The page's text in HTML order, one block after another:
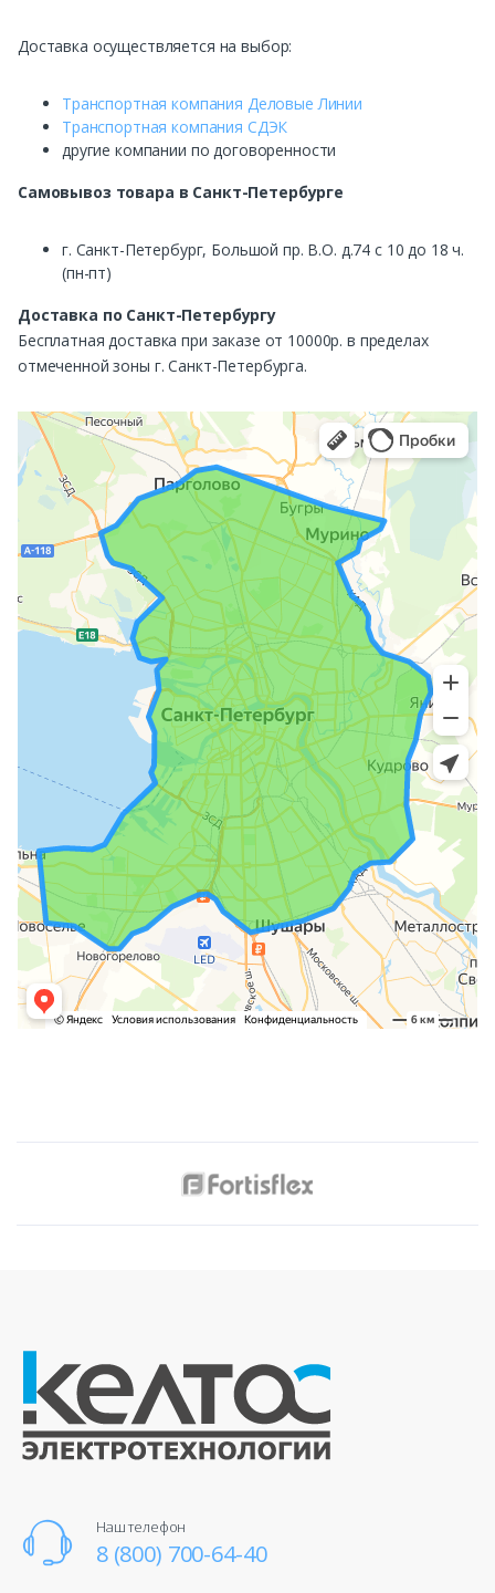
Доставка осуществляется на выбор:
Транспортная компания Деловые Линии
Транспортная компания СДЭК
другие компании по договоренности
Самовывоз товара в Санкт-Петербурге
г. Санкт-Петербург, Большой пр. В.О. д.74 с 10 до 18 ч.
(пн-пт)
Доставка по Санкт-Петербургу
Бесплатная доставка при заказе от 10000р. в пределах
отмеченной зоны г. Санкт-Петербурга.
Наш телефон
8 (800) 700-64-40